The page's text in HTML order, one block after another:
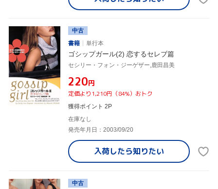
中古
書籍
単行本
ゴシップガール(2) 恋するセレブ篇
セシリー・フォン・ジーゲザー,鹿田昌美
¥220円
定価より1,210円（84%）おトク
獲得ポイント 2P
在庫なし
発売年月日：2003/09/20
入荷したら知りたい
中古